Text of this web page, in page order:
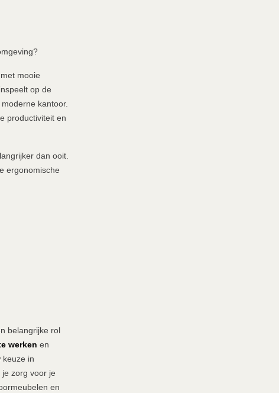
mooie
op de
kantoor.
productiviteit en
dan ooit.
ergonomische
belangrijke rol
werken en
in
zorg voor je
en